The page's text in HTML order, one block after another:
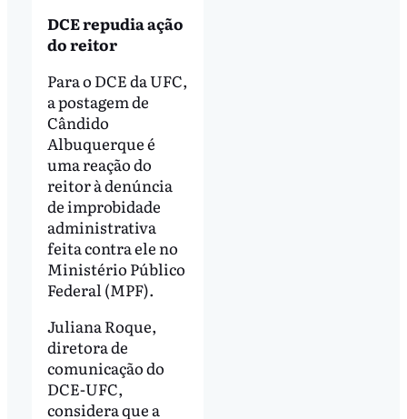
DCE repudia ação
do reitor
Para o DCE da UFC,
a postagem de
Cândido
Albuquerque é
uma reação do
reitor à denúncia
de improbidade
administrativa
feita contra ele no
Ministério Público
Federal (MPF).
Juliana Roque,
diretora de
comunicação do
DCE-UFC,
considera que a